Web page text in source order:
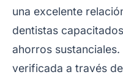
una excelente
dentistas
ahorros
verificada a través